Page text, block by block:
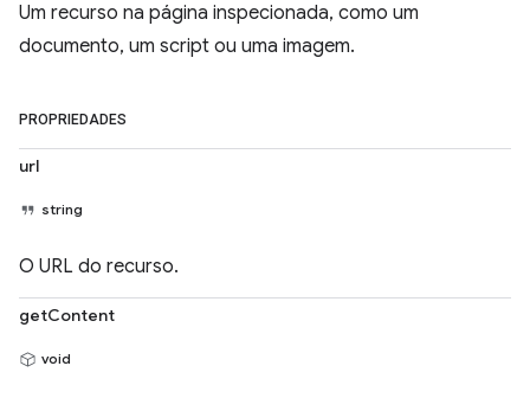
Um recurso na página inspecionada, como um
documento, um script ou uma imagem.
PROPRIEDADES
url
string
O URL do recurso.
getContent
void